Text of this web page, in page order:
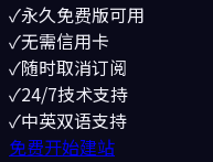
✓永久免费版可用
✓无需信用卡
✓随时取消订阅
✓24/7技术支持
✓中英双语支持
免费开始建站